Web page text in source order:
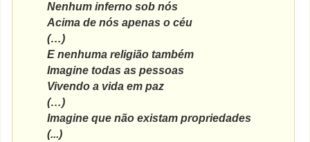
Nenhum inferno sob nós
Acima de nós apenas o céu
(…)
E nenhuma religião também
Imagine todas as pessoas
Vivendo a vida em paz
(…)
Imagine que não existam propriedades
(...)